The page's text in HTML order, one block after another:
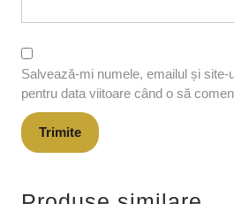
Salvează-mi numele, emailul și
pentru data viitoare când o să